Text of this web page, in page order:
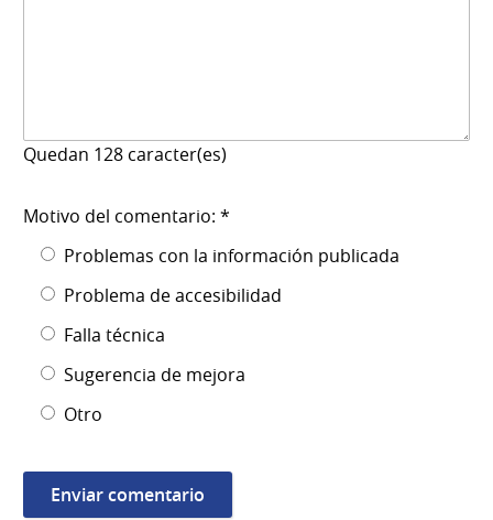
Quedan 128 caracter(es)
Motivo del comentario: *
Problemas con la información publicada
Problema de accesibilidad
Falla técnica
Sugerencia de mejora
Otro